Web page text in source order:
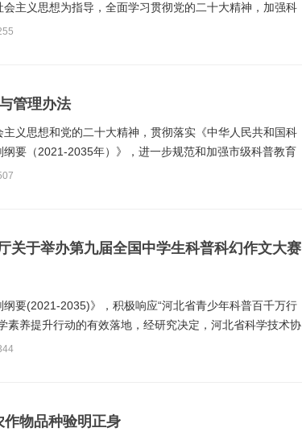
主义思想为指导，全面学习贯彻党的二十大精神，加强科
，进一步提高我市公民具备科学素质的比例，以科学素质
管理办法
义思想和党的二十大精神，贯彻落实《中华人民共和国科
要（2021-2035年）》，进一步规范和加强市级科普教育
民科学素质工作领导小组制定了《唐山市科普教育基地认
关于举办第九届全国中学生科普科幻作文大赛
要(2021-2035)》，积极响应“河北省青少年科普百千万行
素养提升行动的有效落地，经研究决定，河北省科学技术协
生科普科幻作文大赛”河北赛区选拔活动。
物品种验明正身